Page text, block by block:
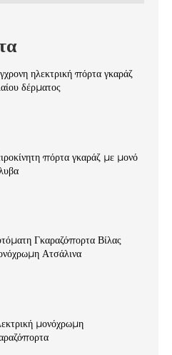
ηλεκτρική πόρτα γκαράζ
δέρματος
πόρτα γκαράζ με μονό
Γκαραζόπορτα Βίλας
Ατσάλινα
μονόχρωμη